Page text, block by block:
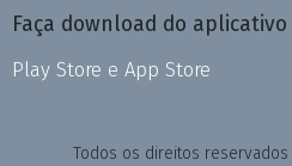
Faça download do aplicativo
Play Store e App Store
Todos os direitos